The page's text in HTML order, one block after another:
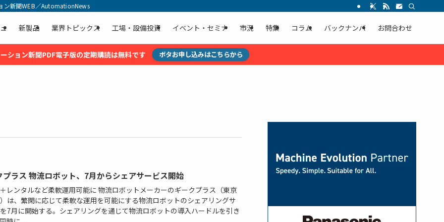
ン新聞WEB／AutomationNews
新製品 業界トピックス 工場・設備投資 イベント・セミナ 市況 特集 コラム バックナンバ お問合わせ
ション新聞PDF電子版の定期購読は無料です ボタお申し込みはこちらから
プラス 物流ロボット、7月からシェアサービス開始
レンタルなど柔軟運用可能に 物流ロボットメーカーのギークプラス（東京
は、繁閑に応じて柔軟な運用を可能にする物流ロボットのシェアリングサ
7月に開始する。シェアリングを通じて物流ロボットの導入ハードルを引き